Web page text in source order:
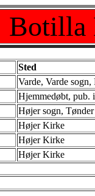
Botilla
Sted
Varde, Varde sogn,
Hjemmedøbt, pub.
Højer sogn,
Højer Kirke
Højer Kirke
Højer Kirke